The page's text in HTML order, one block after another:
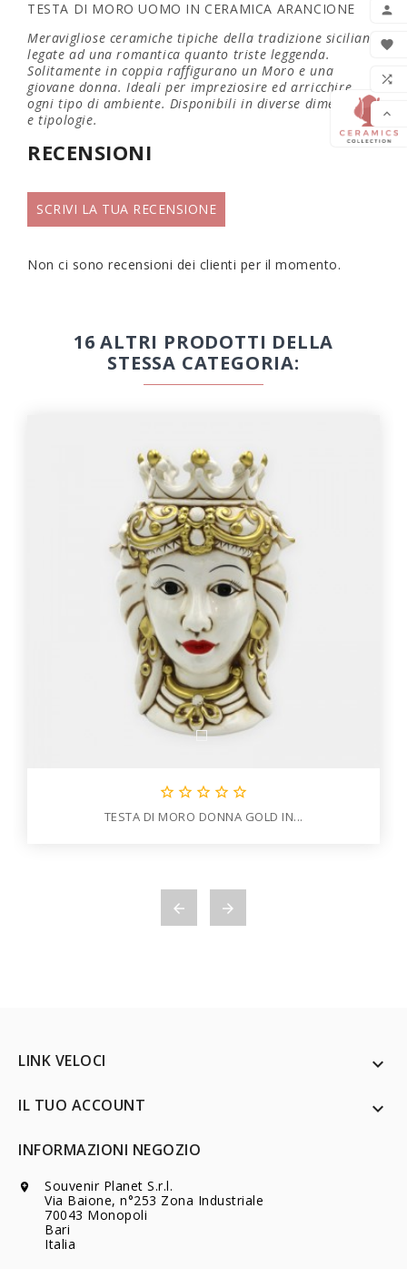




TESTA DI MORO UOMO IN CERAMICA ARANCIONE
Meravigliose ceramiche tipiche della tradizione siciliana
legate ad una romantica quanto triste leggenda.
Solitamente in coppia raffigurano un Moro e una
giovane donna. Ideali per impreziosire ed arricchire
ogni tipo di ambiente. Disponibili in diverse dimensioni
e tipologie.
RECENSIONI
SCRIVI LA TUA RECENSIONE
Non ci sono recensioni dei clienti per il momento.
16 ALTRI PRODOTTI DELLA
STESSA CATEGORIA:
    
TESTA DI MORO DONNA GOLD IN...
 
LINK VELOCI 
IL TUO ACCOUNT 
INFORMAZIONI NEGOZIO

Souvenir Planet S.r.l.
Via Baione, n°253 Zona Industriale
70043 Monopoli
Bari
Italia